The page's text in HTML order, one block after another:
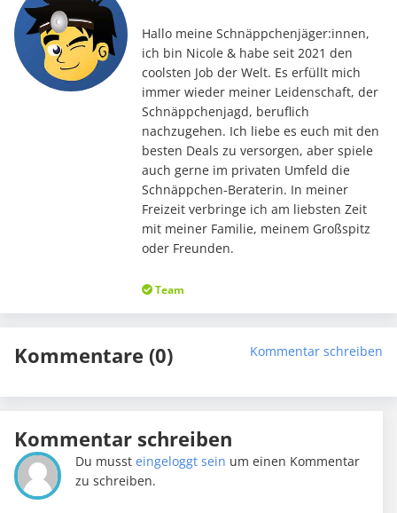
Hallo meine Schnäppchenjäger:innen,
ich bin Nicole & habe seit 2021 den
coolsten Job der Welt. Es erfüllt mich
immer wieder meiner Leidenschaft, der
Schnäppchenjagd, beruflich
nachzugehen. Ich liebe es euch mit den
besten Deals zu versorgen, aber spiele
auch gerne im privaten Umfeld die
Schnäppchen-Beraterin. In meiner
Freizeit verbringe ich am liebsten Zeit
mit meiner Familie, meinem Großspitz
oder Freunden.
Team
Kommentare (0) Kommentar schreiben
Kommentar schreiben
Du mussteingeloggt sein um einen Kommentar
zu schreiben.